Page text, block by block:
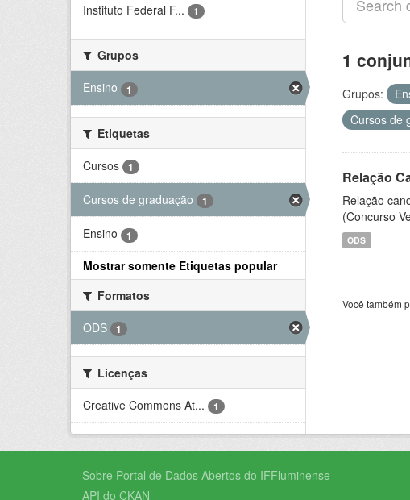
Instituto Federal F...
1
Grupos
Ensino
1
Etiquetas
Cursos
1
Cursos de graduação 1
Ensino 1
Mostrar somente Etiquetas popular
Formatos
ODS
1
Licenças
Creative Commons At...
1
1
Grupos:
Cursos de
Relação
Relação
(Concurso
ODS
Você também
Sobre Portal de Dados Abertos do IFFluminense
API do CKAN